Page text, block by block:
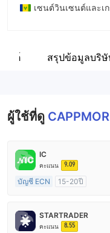
เซนต์วินเซนต์และเ
ชื่อบริษัท
ไซต์ สรุปข้อมูลบริ
ผู้ใช้ที่ดู
IC
คะแนน 9.09
บัญชี ECN
15-20ปี
ใบอนุญาต MT4 แบบเต็ม
STARTRADER
คะแนน 8.55